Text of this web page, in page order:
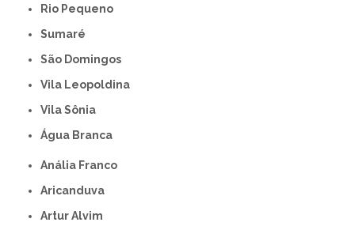
Rio Pequeno
Sumaré
São Domingos
Vila Leopoldina
Vila Sônia
Água Branca
Anália Franco
Aricanduva
Artur Alvim